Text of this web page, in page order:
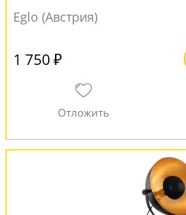
Eglo (Австрия)
1 750 ₽